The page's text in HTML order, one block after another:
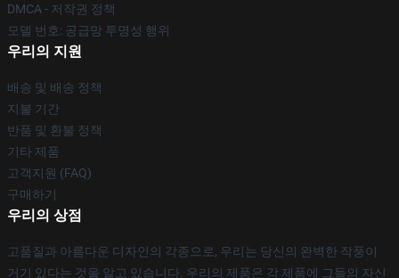
DMCA - 저작권 정책
모델 번호: 공급망 투명성 행위
우리의 지원
배송 및 배송 정책
지불 기간
반품 및 환불 정책
기타 제품
고객지원 (FAQ)
구매하기
우리의 상점
고품질과 아름다운 디자인의 각종으로, 우리는 당신의 완벽한 작풍이
거기 있다는 것을 알고 있습니다. 우리의 제품은 각 제품에 그들의 자신